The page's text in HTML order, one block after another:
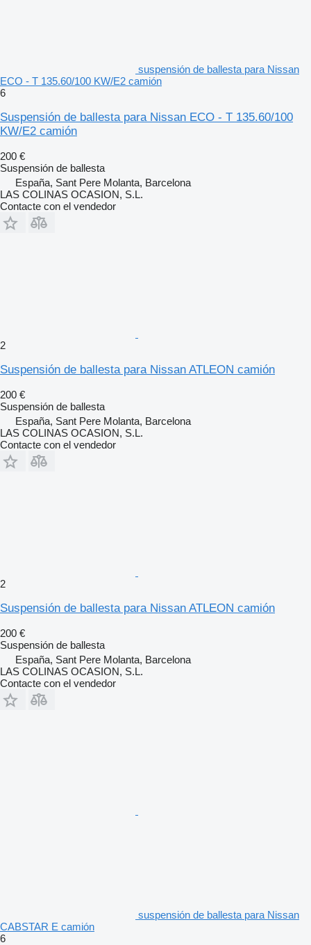
suspensión de ballesta para Nissan
ECO - T 135.60/100 KW/E2 camión
6
Suspensión de ballesta para Nissan ECO - T 135.60/100
KW/E2 camión
200 €
Suspensión de ballesta
España, Sant Pere Molanta, Barcelona
LAS COLINAS OCASION, S.L.
Contacte con el vendedor
2
Suspensión de ballesta para Nissan ATLEON camión
200 €
Suspensión de ballesta
España, Sant Pere Molanta, Barcelona
LAS COLINAS OCASION, S.L.
Contacte con el vendedor
2
Suspensión de ballesta para Nissan ATLEON camión
200 €
Suspensión de ballesta
España, Sant Pere Molanta, Barcelona
LAS COLINAS OCASION, S.L.
Contacte con el vendedor
suspensión de ballesta para Nissan
CABSTAR E camión
6